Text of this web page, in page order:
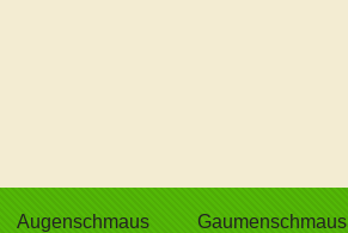
Augenschmaus Gaumenschmaus